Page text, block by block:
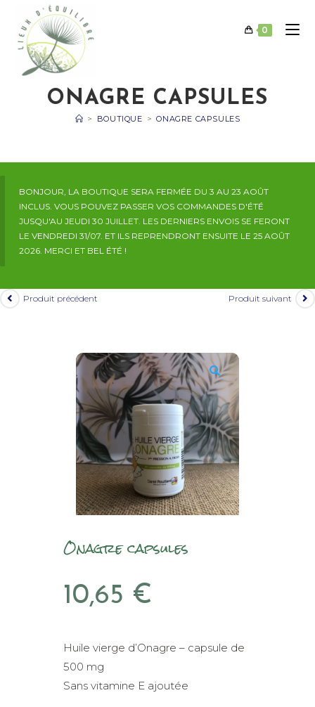
content
0
ONAGRE CAPSULES
> BOUTIQUE > ONAGRE CAPSULES
BONJOUR, LA BOUTIQUE SERA FERMÉE DU 3 AU 23 AOÛT
INCLUS. VOUS POUVEZ PASSER VOS COMMANDES D'ÉTÉ
JUSQU'AU JEUDI 30 JUILLET. LES DERNIERS ENVOIS SE FERONT
LE VENDREDI 31/07. ET ILS REPRENDRONT ENSUITE LE 25 AOÛT
2026. MERCI ET BEL ÉTÉ !
Produit précédent Produit suivant
Onagre capsules
10,65 €
Huile vierge d’Onagre – capsule de
500 mg
Sans vitamine E ajoutée